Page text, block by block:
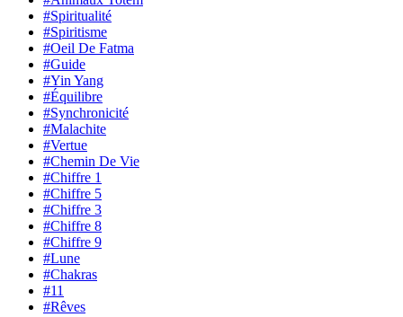
#Spiritualité
#Spiritisme
#Oeil De Fatma
#Guide
#Yin Yang
#Équilibre
#Synchronicité
#Malachite
#Vertue
#Chemin De Vie
#Chiffre 1
#Chiffre 5
#Chiffre 3
#Chiffre 8
#Chiffre 9
#Lune
#Chakras
#11
#Rêves